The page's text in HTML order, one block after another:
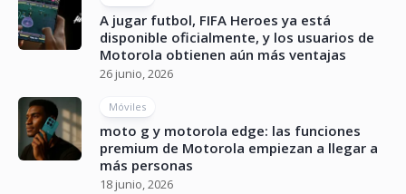
A jugar futbol, FIFA Heroes ya está
disponible oficialmente, y los usuarios de
Motorola obtienen aún más ventajas
26 junio, 2026
Móviles
moto g y motorola edge: las funciones
premium de Motorola empiezan a llegar a
más personas
18 junio, 2026